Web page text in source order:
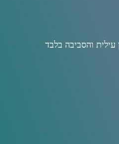
עילית והסביבה בלבד